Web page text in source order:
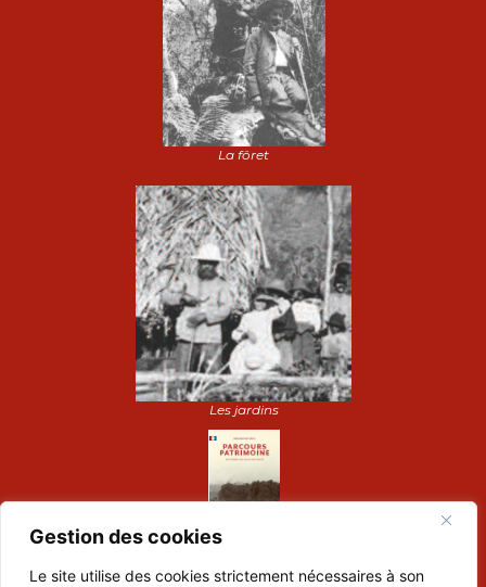
Gestion des cookies
Le site utilise des cookies strictement nécessaires à son
La fôret
Les jardins